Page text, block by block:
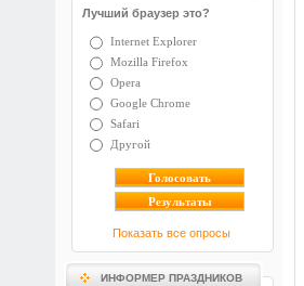
Лучший браузер это?
Internet Explorer
Mozilla Firefox
Opera
Google Chrome
Safari
Другой
Показать все опросы
ИНФОРМЕР ПРАЗДНИКОВ